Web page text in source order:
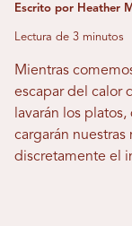
Escrito por Heather
Lectura de 3 minutos
Mientras
escapar del calor
lavarán los
cargarán nuestras
discretamente el